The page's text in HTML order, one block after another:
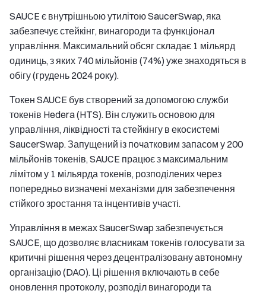
SAUCE є внутрішньою утилітою SaucerSwap, яка
забезпечує стейкінг, винагороди та функціонал
управління. Максимальний обсяг складає 1 мільярд
одиниць, з яких 740 мільйонів (74%) уже знаходяться в
обігу (грудень 2024 року).
Токен SAUCE був створений за допомогою служби
токенів Hedera (HTS). Він служить основою для
управління, ліквідності та стейкінгу в екосистемі
SaucerSwap. Запущений із початковим запасом у 200
мільйонів токенів, SAUCE працює з максимальним
лімітом у 1 мільярда токенів, розподілених через
попередньо визначені механізми для забезпечення
стійкого зростання та інцентивів участі.
Управління в межах SaucerSwap забезпечується
SAUCE, що дозволяє власникам токенів голосувати за
критичні рішення через децентралізовану автономну
організацію (DAO). Ці рішення включають в себе
оновлення протоколу, розподіл винагороди та